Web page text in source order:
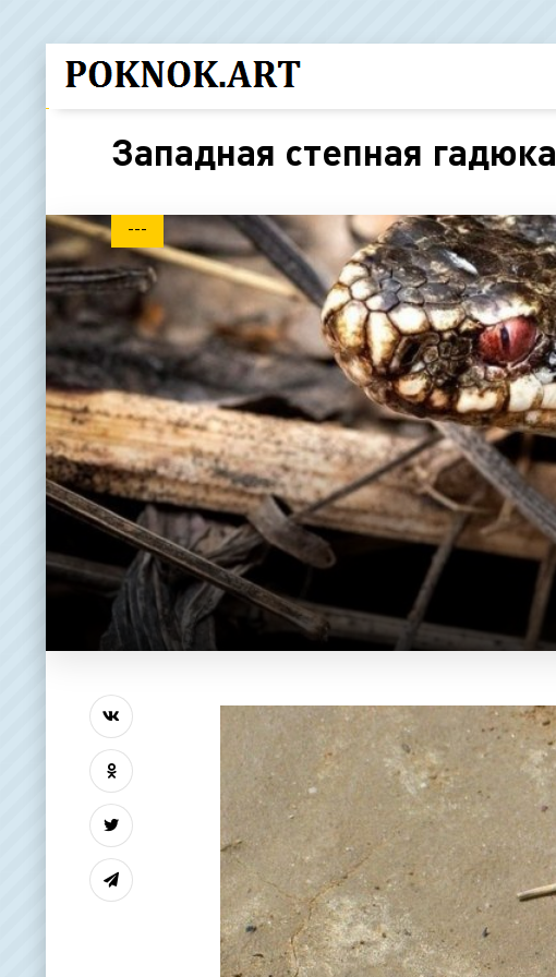
Западная степная гадюка
---